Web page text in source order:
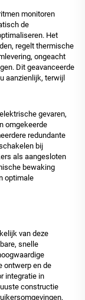
monitoren
de
Het
regelt thermische
ongeacht
Dit geavanceerde
aanzienlijk, terwijl
gevaren,
omgekeerde
redundante
bij
als aangesloten
bewaking
optimale
van deze
snelle
ontwerp en de
integratie in
constructie